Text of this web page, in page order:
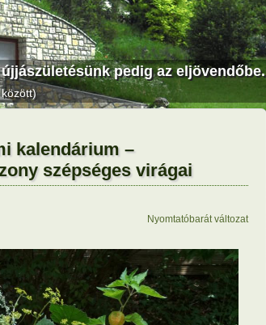
pedig az eljövendőbe.
kalendárium –
szépséges virágai
Nyomtatóbarát változat